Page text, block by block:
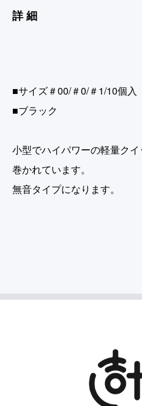
詳細
■サイズ＃00/＃0/＃1/10個入
■ブラック
小型でハイパワーの軽量ク
巻かれています。
無音タイプになります。